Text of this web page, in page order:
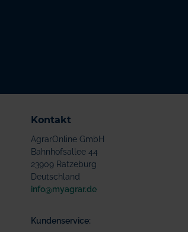
Kontakt
AgrarOnline GmbH
Bahnhofsallee 44
23909 Ratzeburg
Deutschland
info@myagrar.de
Kundenservice: